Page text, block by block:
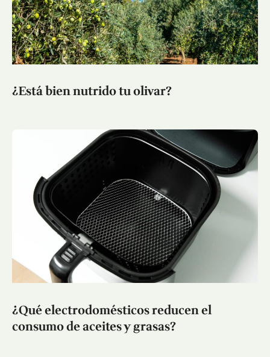
¿Está bien nutrido tu olivar?
¿Qué electrodomésticos reducen el
consumo de aceites y grasas?